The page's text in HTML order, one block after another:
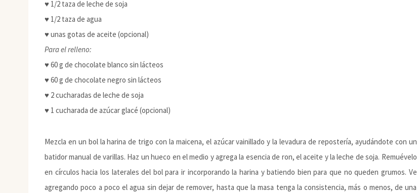
♥ 1/2 taza de leche de soja
♥ 1/2 taza de agua
♥ unas gotas de aceite (opcional)
Para el relleno:
♥ 60 g de chocolate blanco sin lácteos
♥ 60 g de chocolate negro sin lácteos
♥ 2 cucharadas de leche de soja
♥ 1 cucharada de azúcar glacé (opcional)
Mezcla en un bol la harina de trigo con la maicena, el azúcar vainillado y la levadura de repostería, ayudándote con un
batidor manual de varillas. Haz un hueco en el medio y agrega la esencia de ron, el aceite y la leche de soja. Remuévelo
en círculos hacia los laterales del bol para ir incorporando la harina y batiendo bien para que no queden grumos. Ve
agregando poco a poco el agua sin dejar de remover, hasta que la masa tenga la consistencia, más o menos, de una